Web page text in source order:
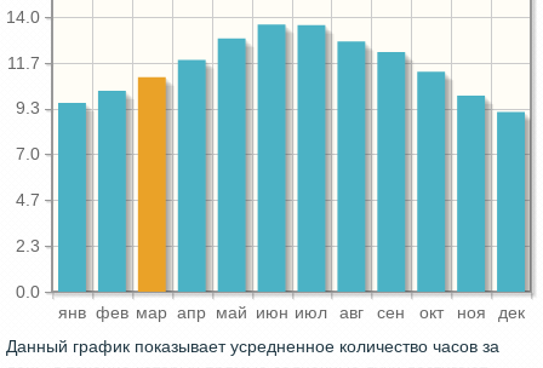
янв фев мар апр май июн июл авг сен окт ноя дек
0.0
2.3
4.7
7.0
9.3
11.7
14.0
Данный график показывает усредненное количество часов за